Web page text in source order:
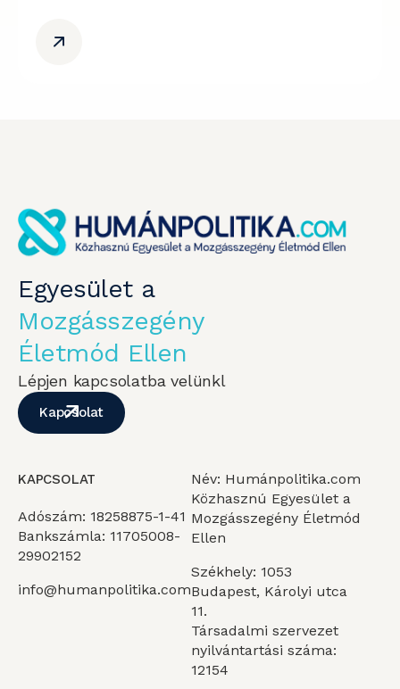
Egyesület a
Mozgásszegény
Életmód Ellen
Lépjen kapcsolatba velünkl
Kapcsolat
KAPCSOLAT
Adószám: 18258875-1-41
Bankszámla: 11705008-
29902152
info@humanpolitika.com
Név: Humánpolitika.com
Közhasznú Egyesület a
Mozgásszegény Életmód
Ellen
Székhely: 1053
Budapest, Károlyi utca
11.
Társadalmi szervezet
nyilvántartási száma:
12154